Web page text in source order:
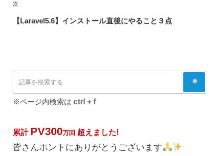
ゲ
ー
稿
次
の
次
【Laravel5.6】インストール直後にやること３点
検
※ページ内検索はctrl + f
累計 PV300万回 超えました!
皆さんホントにありがとうございます